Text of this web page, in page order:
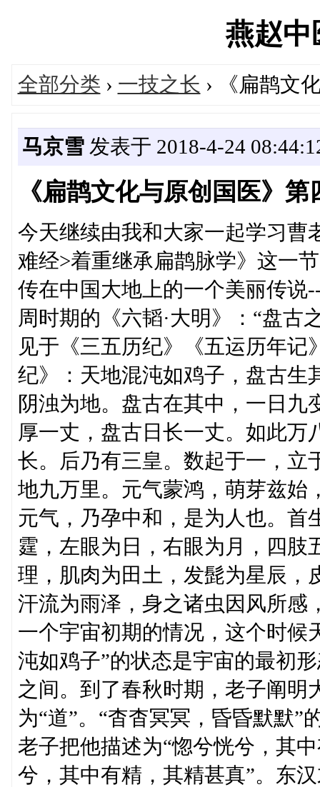
燕赵中
全部分类 › 一技之长 › 《扁鹊文
马京雪发表于 2018-4-24
《扁鹊文化与原创国医》第
今天继续由我和大家一起学习曹
难经>着重继承扁鹊脉学》这一
传在中国大地上的一个美丽传说
周时期的《六韬·大明》：“盘古
见于《三五历纪》《五运历年
纪》：天地混沌如鸡子，盘古生
阴浊为地。盘古在其中，一日
厚一丈，盘古日长一丈。如此万
长。后乃有三皇。数起于一，立
地九万里。元气蒙鸿，萌芽兹始
元气，乃孕中和，是为人也。首
霆，左眼为日，右眼为月，四肢
理，肌肉为田土，发髭为星辰，
汗流为雨泽，身之诸虫因风所感
一个宇宙初期的情况，这个时候
沌如鸡子”的状态是宇宙的最初
之间。到了春秋时期，老子阐明
为“道”。“杳杳冥冥，昏昏默默”
老子把他描述为“惚兮恍兮，其
兮，其中有精，其精甚真”。东